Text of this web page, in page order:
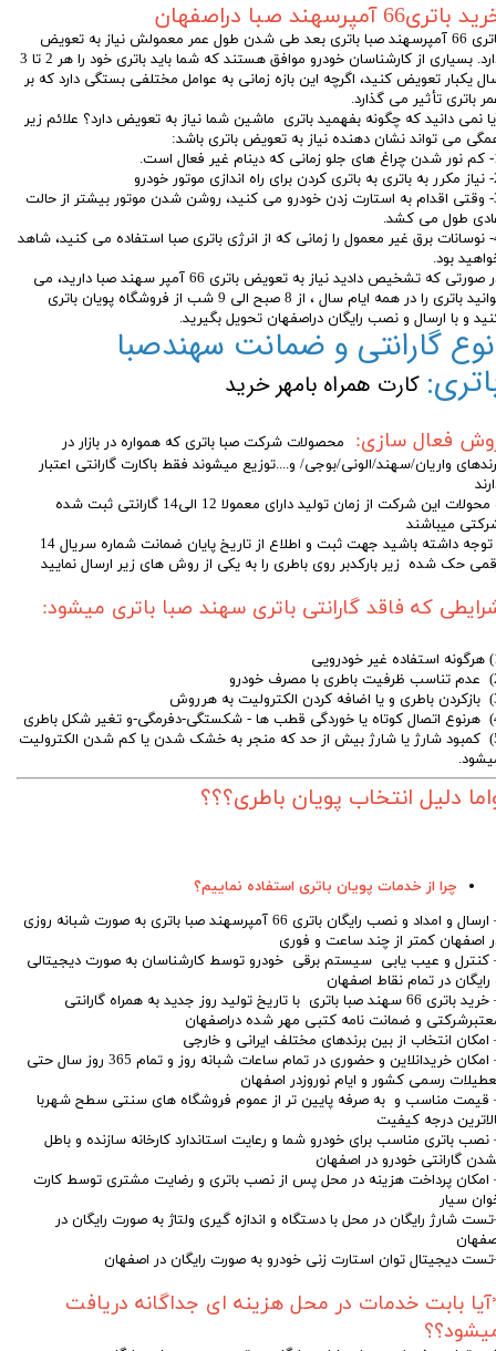
باتری66 آمپرسهند صبا دراصفهان
باتری 66 آمپرسهند صبا باتری بعد طی شدن طول عمر معمولش نیاز به تعویض
دارد. بسیاری از کارشناسان خودرو موافق هستند که شما باید باتری خود را هر 2 تا 3
یکبار تعویض کنید، اگرچه این بازه زمانی به عوامل مختلفی بستگی دارد که بر
باتری تأثیر می گذارد.
نمی دانید که چگونه بفهمید باتری ماشین شما نیاز به تعویض دارد؟ علائم زیر
می تواند نشان دهنده نیاز به تعویض باتری باشد:
است.
موتور خودرو
3- وقتی اقدام به استارت زدن خودرو می کنید، روشن شدن موتور بیشتر از حالت
طول می کشد.
4- نوسانات برق غیر معمول را زمانی که از انرژی باتری صبا استفاده می کنید، شاهد
بود.
در صورتی که تشخیص دادید نیاز به تعویض باتری 66 آمپر سهند صبا دارید، می
توانید باتری را در همه ایام سال ، از 8 صبح الی 9 شب از فروشگاه پویان باتری
و با ارسال و نصب رایگان دراصفهان تحویل بگیرید.
نوع گارانتی و ضمانت سهندصبا
کارت همراه بامهر خرید
فعال سازی:
محصولات شرکت صبا باتری که همواره در بازار در
واریان/سهند/الونی/بوجی/ و....توزیع میشوند فقط باکارت گارانتی اعتبار
و محولات این شرکت از زمان تولید دارای معمولا 12 الی14 گارانتی ثبت شده
میباشند
توجه داشته باشید جهت ثبت و اطلاع از تاریخ پایان ضمانت شماره سریال 14
حک شده زیر بارکدبر روی باطری را به یکی از روش های زیر ارسال نمایید
که فاقد گارانتی باتری سهند صبا باتری میشود:
خودرو
به هرروش
تغیر شکل باطری
5) کمبود شارژ یا شارژ بیش از حد که منجر به خشک شدن یا کم شدن الکترولیت
دلیل انتخاب پویان باطری؟؟؟
چرا از خدمات پویان باتری استفاده نماییم؟
– ارسال و امداد و نصب رایگان باتری 66 آمپرسهند صبا باتری به صورت شبانه روزی
اصفهان کمتر از چند ساعت و فوری
کنترل و عیب یابی سیستم برقی خودرو توسط کارشناسان به صورت دیجیتالی
رایگان در تمام نقاط اصفهان
– خرید باتری 66 سهند صبا باتری با تاریخ تولید روز جدید به همراه گارانتی
و ضمانت نامه کتبی مهر شده دراصفهان
امکان انتخاب از بین برندهای مختلف ایرانی و خارجی
– امکان خریدانلاین و حضوری در تمام ساعات شبانه روز و تمام 365 روز سال حتی
رسمی کشور و ایام نوروزدر اصفهان
قیمت مناسب و به صرفه پایین تر از عموم فروشگاه های سنتی سطح شهربا
درجه کیفیت
نصب باتری مناسب برای خودرو شما و رعایت استاندارد کارخانه سازنده و باطل
گارانتی خودرو در اصفهان
امکان پرداخت هزینه در محل پس از نصب باتری و رضایت مشتری توسط کارت
سیار
شارژ رایگان در محل با دستگاه و اندازه گیری ولتاژ به صورت رایگان در
دیجیتال توان استارت زنی خودرو به صورت رایگان در اصفهان
بابت خدمات در محل هزینه ای جداگانه دریافت